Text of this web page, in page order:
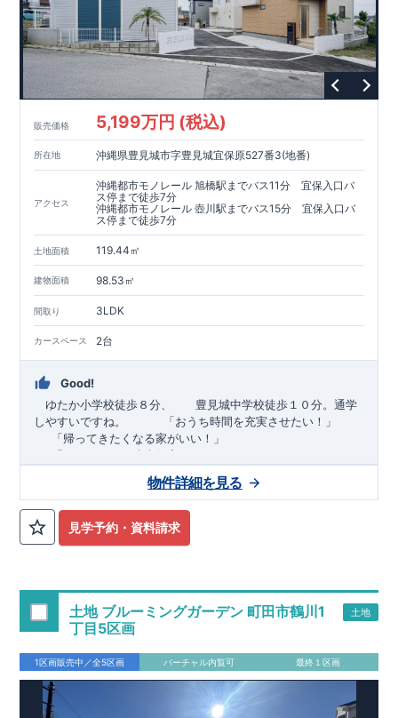
​当物件は国から定められた7つの技術基準をクリアした認定住
宅！
​住宅ローンの金利優遇、税金面の優遇が得られるなどの、金銭
的メリットが大きいのも魅力です。
​東栄住宅はパワービルダーで所得数No.1です！
​​↓↓クリックで詳細ご紹介
​◆耐震＋制震。東栄セーフティーダンパー
​大きな揺れから家を守るだけではなく揺れそのものを軽減
​建築基準法に定められた、「数百年に一度発生する地震に対し
て、倒壊、崩壊しない」
​という基準から、さらに1.5倍の耐震力を達成しています。
注文住宅のような個性あふれる間取り、
​住宅品質を担保しながらも
ーミングガーデンの魅力です。
「ここまでやってこの価格」
販売価格 5,199万円 (税込)
所在地 沖縄県豊見城市字豊見城宜保原527番3(地番)
アクセス
沖縄都市モノレール 旭橋駅までバス11分 宜保入口バ
ス停まで徒歩7分
沖縄都市モノレール 壺川駅までバス15分 宜保入口バ
ス停まで徒歩7分
土地面積 119.44㎡
建物面積 98.53㎡
間取り 3LDK
カースペース 2台
Good!
ゆたか小学校徒歩８分、 豊見城中学校徒歩１０分。通学
しやすいですね。
「おうち時間を充実させたい！」
「帰ってきたくなる家がいい！」
「おしゃれなら建売住宅もありかも！」
TEL:098-860-2201（火・水曜日定休日、年末年始休み）
■オプションではありません！全棟標準搭載
ム・ガス衣類乾燥機・食洗器・宅配ボックス・玄関電子キー・
成材にヒノキを使用しております！
■長期優良住宅もっと詳しく
「いい家を作って、きちんと手
7つの厳しい技術基準をクリアした物件だけが認定を受けられる
長期優良住宅。
長期優良住宅として認定を受けるためには、国が定めた下記7つ
の技術基準をクリアする必要があります。東栄住宅は全棟でク
リア！①耐震性②劣化対策③維持管理性④住戸面積⑤省エネル
見学予約・資料請求
物件詳細を見る
土地 ブルーミングガーデン 町田市鶴川1
丁目5区画
土地
1区画販売中／全5区画 バーチャル内覧可 最終１区画